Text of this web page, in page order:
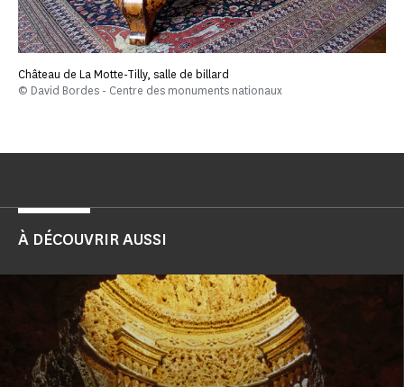
Château de La Motte-Tilly, salle de billard
© David Bordes - Centre des monuments nationaux
À DÉCOUVRIR AUSSI